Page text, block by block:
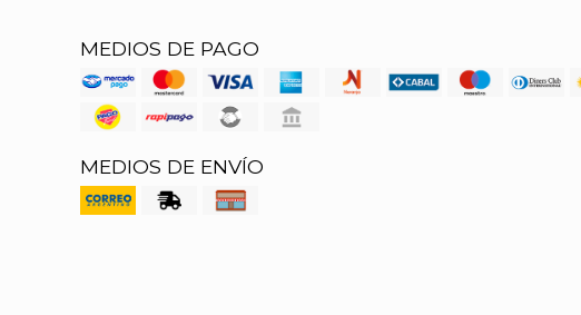
MEDIOS DE PAGO
MEDIOS DE ENVÍO